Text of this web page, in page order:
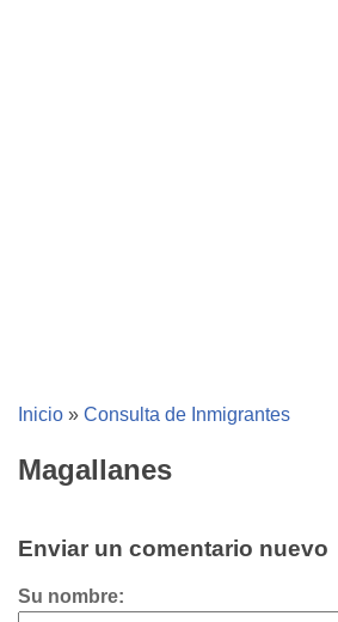
Inicio » Consulta de Inmigrantes
Magallanes
Enviar un comentario nuevo
Su nombre: